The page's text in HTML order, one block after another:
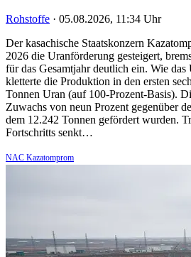
Rohstoffe · 05.08.2026, 11:34 Uhr
Der kasachische Staatskonzern
2026 die Uranförderung gesteigert,
für das Gesamtjahr deutlich ein. Wie das
kletterte die Produktion in den ersten
Tonnen Uran (auf 100-Prozent-Basis).
Zuwachs von neun Prozent gegenüber
dem 12.242 Tonnen gefördert wurden.
Fortschritts senkt…
NAC Kazatomprom